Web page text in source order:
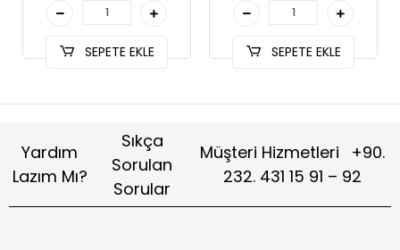
SEPETE EKLE SEPETE EKLE
Yardım
Lazım Mı?
Sıkça
Sorulan
Sorular
Müşteri Hizmetleri
+90.
232. 431 15 91 – 92